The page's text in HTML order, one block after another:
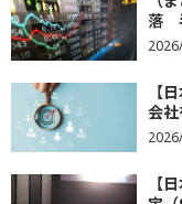
落
【
会
【